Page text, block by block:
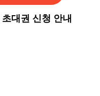
대권 신청 안내